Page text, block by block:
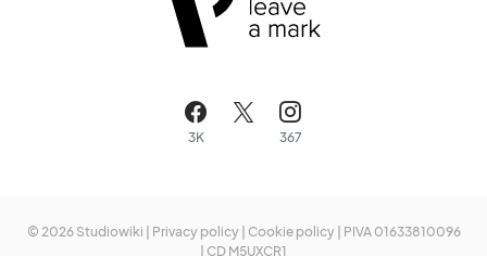
3K 367
© 2026 Studiowiki | Privacy policy| Cookie policy| PIVA 01633810096
| CD M5UXCR1